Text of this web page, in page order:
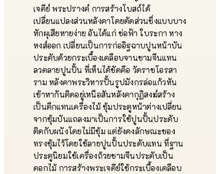
เจดีย์ พระปรางค์ การสร้างโบสถ์ได้
เปลี่ยนแปลงส่วนหลังคาโดยตัดส่วนซึ่งแบบบาง
หักผุเสียหายง่าย อันได้แก่ ช่อฟ้า ใบระกา หาง
หงส์ออก เปลี่ยนเป็นการก่ออิฐฉาบปูนหน้าบัน
ประดับด้วยกระเบื้องเคลือบจานชามจีนแทน
ลวดลายปูนปั้น ที่เห็นได้ชัดคือ วัดราชโอรสา
ราม หลังคาพระวิหารปั้นรูปมังกรล่อแก้วหัน
เข้าหากันติดอยู่เหนือสันหลังคากุฏิสงฆ์สร้าง
เป็นตึกแทนเครื่องไม้ ซุ้มประตูหน้าต่างเปลี่ยน
จากซุ้มบันแถลงมาเป็นการใช้ปูนปั้นประดับ
ติดกับผนังโดยไม่มีซุ้ม แต่ยังคงลักษณะของ
ทรงซุ้มไว้โดยใช้ลายปูนปั้นประดับแทน ที่ฐาน
ประตูนิยมใช้เครื่องถ้วยชามจีนประดับเป็น
ดอกไม้ การสร้างพระเจดีย์ใช้กระเบื้องเคลือบ